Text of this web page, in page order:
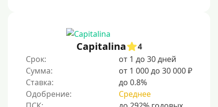
2500 руб
3000 руб
4000 руб
5000 руб
Capitalina
4
Срок:
от 1 до 30 дней
Сумма:
от 1 000 до 30 000 ₽
Ставка:
до 0.8%
Одобрение:
Среднее